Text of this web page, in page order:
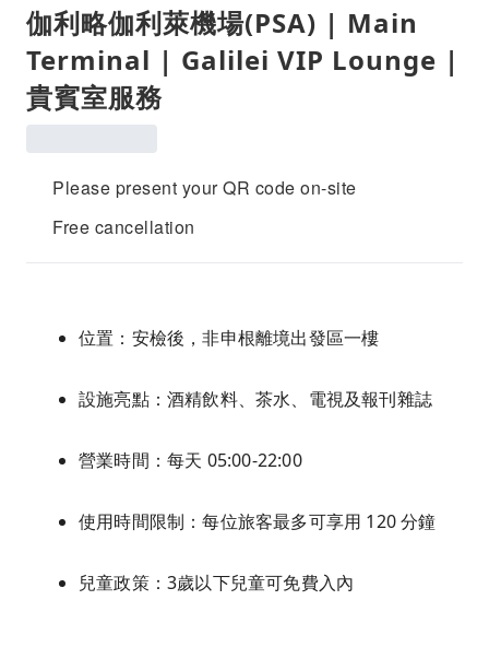
伽利略伽利萊機場(PSA) | Main
Terminal | Galilei VIP Lounge |
貴賓室服務
Please present your QR code on-site
Free cancellation
位置：安檢後，非申根離境出發區一樓
設施亮點：酒精飲料、茶水、電視及報刊雜誌
營業時間：每天 05:00-22:00
使用時間限制：每位旅客最多可享用 120 分鐘
兒童政策：3歲以下兒童可免費入內